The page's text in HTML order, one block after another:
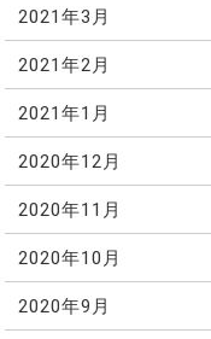
2021年3月
2021年2月
2021年1月
2020年12月
2020年11月
2020年10月
2020年9月